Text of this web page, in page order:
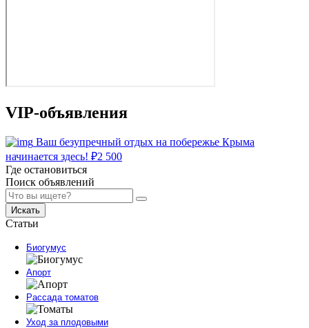
VIP-объявления
Ваш безупречный отдых на побережье Крыма
начинается здесь! ₽2 500
Где остановиться
Поиск объявлений
Искать
Статьи
Биогумус
Апорт
Рассада томатов
Уход за плодовыми